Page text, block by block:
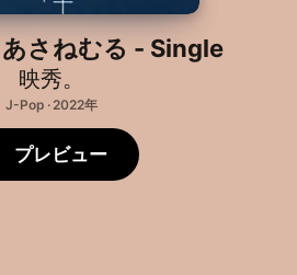
さねむる - Single
映秀。
J-Pop · 2022年
プレビュー